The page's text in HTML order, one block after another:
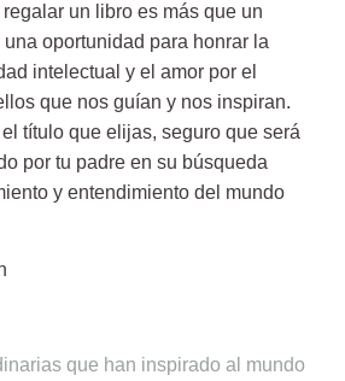
regalar un libro es más que un
oportunidad para honrar la
intelectual y el amor por el
que nos guían y nos inspiran.
título que elijas, seguro que será
por tu padre en su búsqueda
y entendimiento del mundo
que han inspirado al mundo